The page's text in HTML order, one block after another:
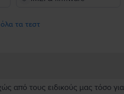
τα τεστ
από τους ειδικούς μας τόσο